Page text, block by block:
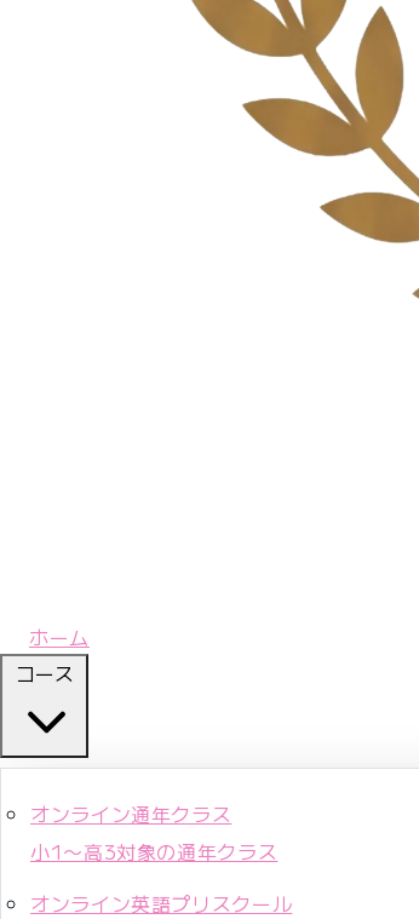
ホーム
コース
オンライン通年クラス
小1〜高3対象の通年クラス
オンライン英語プリスクール